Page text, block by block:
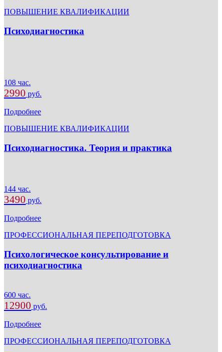
ПОВЫШЕНИЕ КВАЛИФИКАЦИИ
Психодиагностика
108 час.
2990 руб.
Подробнее
ПОВЫШЕНИЕ КВАЛИФИКАЦИИ
Психодиагностика. Теория и практика
144 час.
3490 руб.
Подробнее
ПРОФЕССИОНАЛЬНАЯ ПЕРЕПОДГОТОВКА
Психологическое консультирование и
психодиагностика
600 час.
12900 руб.
Подробнее
ПРОФЕССИОНАЛЬНАЯ ПЕРЕПОДГОТОВКА